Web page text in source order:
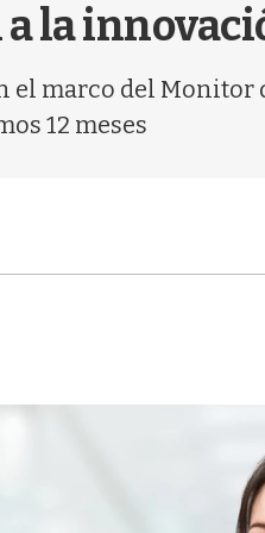
la
el marco del
12 meses